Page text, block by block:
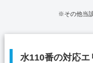
※その他当
水110番の対応エ